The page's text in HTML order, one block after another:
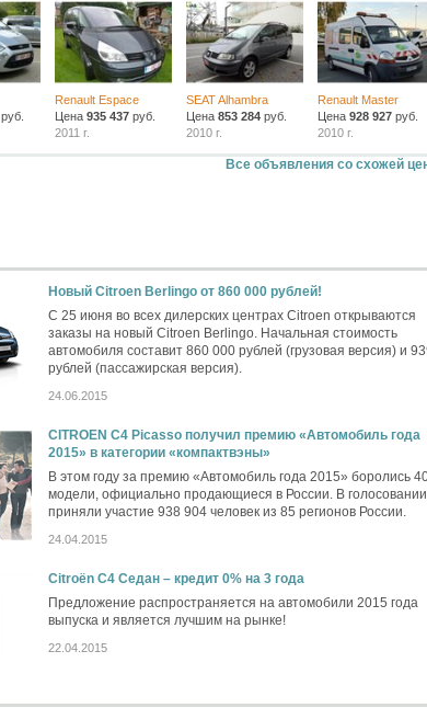
руб.
Renault Espace
Цена935 437 руб.
2011 г.
SEAT Alhambra
Цена 853 284руб.
2010 г.
Renault Master
Цена 928 927руб.
2010 г.
Все объявления со схожей
Новый Citroen Berlingo от 860 000 рублей!
C 25 июня во всех дилерских центрах Citroen открываются
заказы на новый Citroen Berlingo. Начальная стоимость
автомобиля составит 860 000 рублей (грузовая версия) и
рублей (пассажирская версия).
24.06.2015
CITROEN C4 Picasso получил премию «Автомобиль года
2015» в категории «компактвэны»
В этом году за премию «Автомобиль года 2015» боролись
модели, официально продающиеся в России. В голосовании
приняли участие 938 904 человек из 85 регионов России.
24.04.2015
Citroёn С4 Седан – кредит 0% на 3 года
Предложение распространяется на автомобили 2015 года
выпуска и является лучшим на рынке!
22.04.2015